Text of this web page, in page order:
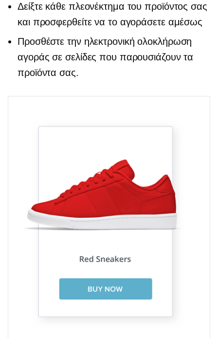
Δείξτε κάθε πλεονέκτημα του προϊόντος σας
και προσφερθείτε να το αγοράσετε αμέσως
Προσθέστε την ηλεκτρονική ολοκλήρωση
αγοράς σε σελίδες που παρουσιάζουν τα
προϊόντα σας.